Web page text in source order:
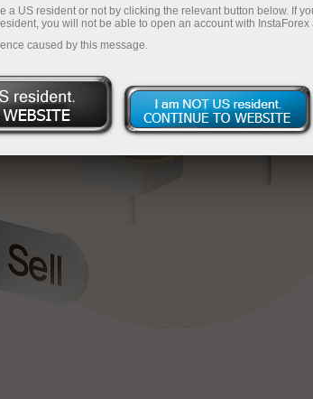
a US resident or not by clicking the relevant button below. If
you will not be able to open an account with InstaForex
caused by this message.